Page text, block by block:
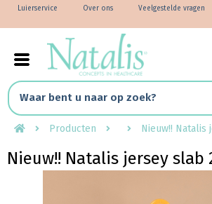
Veelgestelde vragen
Over ons
Luierservice
Producten Nieuw!!
Nieuw!! Natalis jersey slab